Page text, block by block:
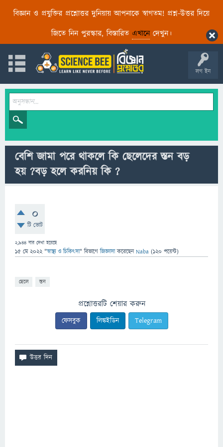
বিজ্ঞান ও প্রযুক্তির প্রশ্নোত্তর দুনিয়ায় আপনাকে স্বাগতম! প্রশ্ন-উত্তর দিয়ে
জিতে নিন পুরস্কার, বিস্তারিত এখানেদেখুন।
লগ ইন
বেশি জামা পরে থাকলে কি ছেলেদের স্তন বড়
হয় ?বড় হলে করনিয় কি ?
0
টি ভোট
2,944 বার দেখা হয়েছে
15 মে 2022 "স্বাস্থ্য ও চিকিৎসা" বিভাগে জিজ্ঞাসাকরেছেনNaba (120 পয়েন্ট)
ছেলে স্তন
প্রশ্নোত্তরটি শেয়ার করুন
ফেসবুক লিঙ্কইডিন Telegram